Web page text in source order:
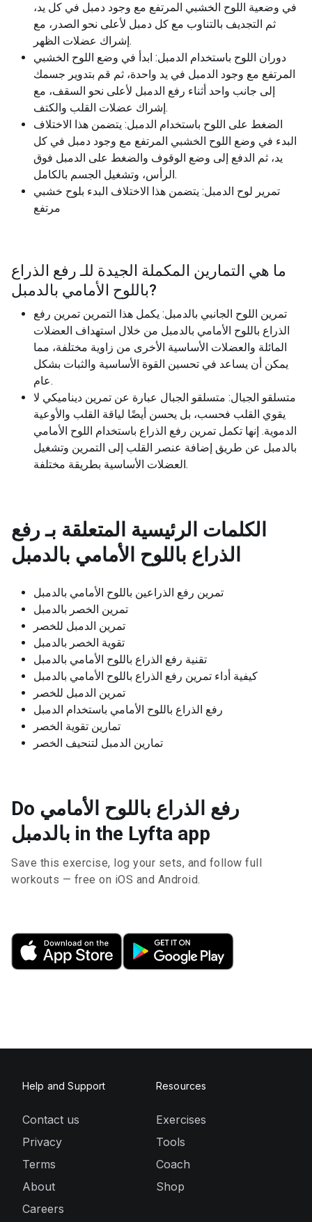
في وضعية اللوح الخشبي المرتفع مع وجود دمبل في كل يد،
ثم التجديف بالتناوب مع كل دمبل لأعلى نحو الصدر، مع
إشراك عضلات الظهر.
دوران اللوح باستخدام الدمبل: ابدأ في وضع اللوح الخشبي
المرتفع مع وجود الدمبل في يد واحدة، ثم قم بتدوير جسمك
إلى جانب واحد أثناء رفع الدمبل لأعلى نحو السقف، مع
إشراك عضلات القلب والكتف.
الضغط على اللوح باستخدام الدمبل: يتضمن هذا الاختلاف
البدء في وضع اللوح الخشبي المرتفع مع وجود دمبل في كل
يد، ثم الدفع إلى وضع الوقوف والضغط على الدمبل فوق
الرأس، وتشغيل الجسم بالكامل.
تمرير لوح الدمبل: يتضمن هذا الاختلاف البدء بلوح خشبي
مرتفع
ما هي التمارين المكملة الجيدة للـ رفع الذراع
باللوح الأمامي بالدمبل?
تمرين اللوح الجانبي بالدمبل: يكمل هذا التمرين تمرين رفع
الذراع باللوح الأمامي بالدمبل من خلال استهداف العضلات
المائلة والعضلات الأساسية الأخرى من زاوية مختلفة، مما
يمكن أن يساعد في تحسين القوة الأساسية والثبات بشكل
عام.
متسلقو الجبال: متسلقو الجبال عبارة عن تمرين ديناميكي لا
يقوي القلب فحسب، بل يحسن أيضًا لياقة القلب والأوعية
الدموية. إنها تكمل تمرين رفع الذراع باستخدام اللوح الأمامي
بالدمبل عن طريق إضافة عنصر القلب إلى التمرين وتشغيل
العضلات الأساسية بطريقة مختلفة.
الكلمات الرئيسية المتعلقة بـ رفع
الذراع باللوح الأمامي بالدمبل
تمرين رفع الذراعين باللوح الأمامي بالدمبل
تمرين الخصر بالدمبل
تمرين الدمبل للخصر
تقوية الخصر بالدمبل
تقنية رفع الذراع باللوح الأمامي بالدمبل
كيفية أداء تمرين رفع الذراع باللوح الأمامي بالدمبل
تمرين الدمبل للخصر
رفع الذراع باللوح الأمامي باستخدام الدمبل
تمارين تقوية الخصر
تمارين الدمبل لتنحيف الخصر
Do رفع الذراع باللوح الأمامي
بالدمبل in the Lyfta app
Save this exercise, log your sets, and follow full
workouts — free on iOS and Android.
Help and Support
Contact us
Privacy
Terms
About
Careers
Resources
Exercises
Tools
Coach
Shop